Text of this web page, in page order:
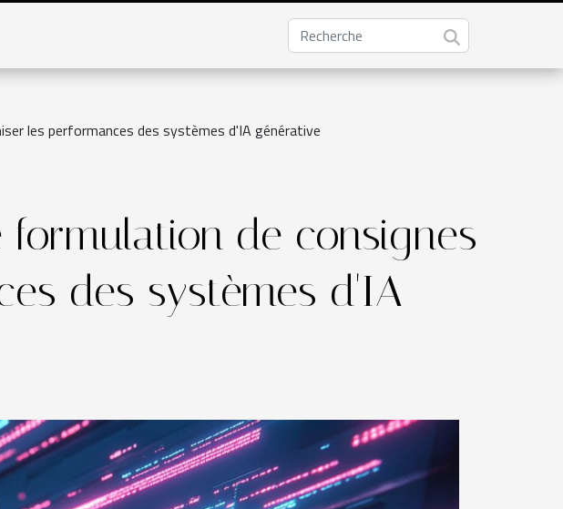
les performances des systèmes d'IA générative
de consignes
des systèmes d'IA